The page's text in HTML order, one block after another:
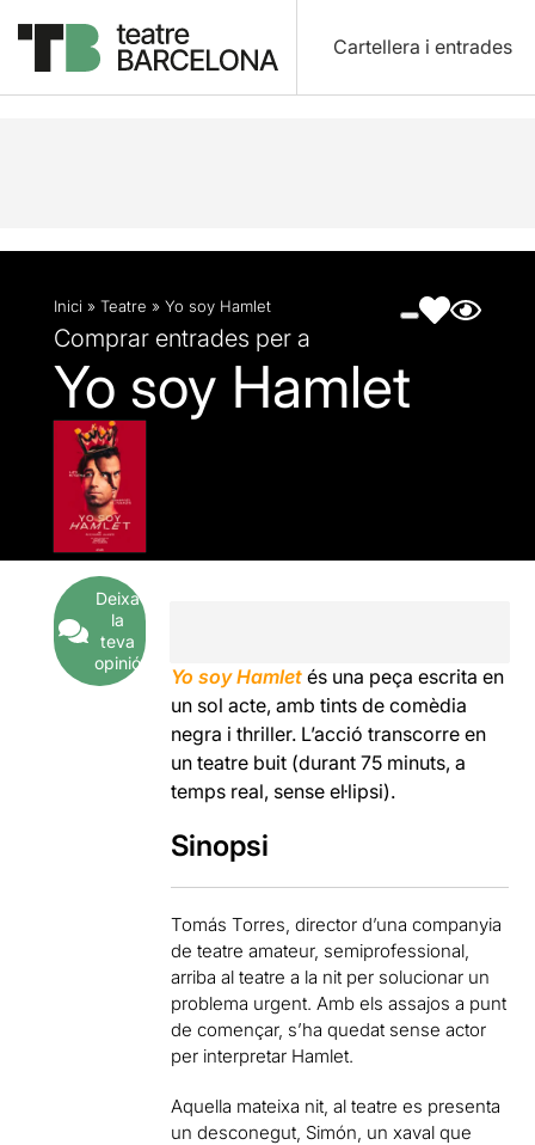
Cartellera i entrades
Descripció Fitxa artística Fotos i vídeos
Inici » Teatre » Yo soy Hamlet
Comprar entrades per a
Yo soy Hamlet
Deixa
la
teva
opinió
Yo soy Hamlet és una peça escrita en
un sol acte, amb tints de comèdia
negra i thriller. L’acció transcorre en
un teatre buit (durant 75 minuts, a
temps real, sense el·lipsi).
Sinopsi
Tomás Torres, director d’una companyia
de teatre amateur, semiprofessional,
arriba al teatre a la nit per solucionar un
problema urgent. Amb els assajos a punt
de començar, s’ha quedat sense actor
per interpretar Hamlet.
Aquella mateixa nit, al teatre es presenta
un desconegut, Simón, un xaval que